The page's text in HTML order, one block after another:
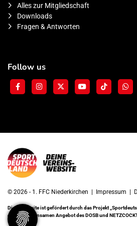
Alles zur Mitgliedschaft
Downloads
Fragen & Antworten
Follow us
© 2026 - 1. FFC Niederkirchen | Impressum |
Diese Website ist gefördert durch das Projekt
einem gemeinsamen Angebot des DOSB und